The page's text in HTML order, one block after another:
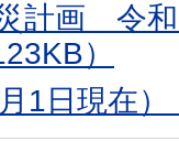
計画 令
）
1日現在